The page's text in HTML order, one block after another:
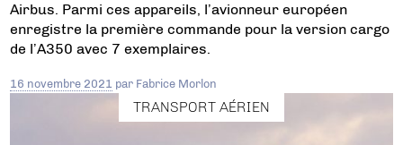
Airbus. Parmi ces appareils, l’avionneur européen
enregistre la première commande pour la version cargo
de l’A350 avec 7 exemplaires.
16 novembre 2021 par Fabrice Morlon
TRANSPORT AÉRIEN